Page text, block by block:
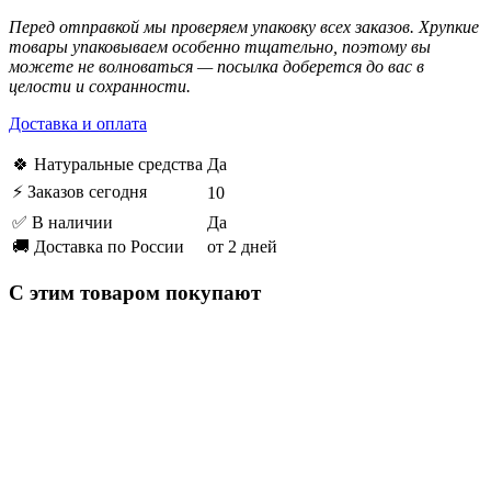
Перед отправкой мы проверяем упаковку всех заказов. Хрупкие
товары упаковываем особенно тщательно, поэтому вы
можете не волноваться — посылка доберется до вас в
целости и сохранности.
Доставка и оплата
🍀 Натуральные средства Да
⚡ Заказов сегодня
10
✅ В наличии
Да
🚚 Доставка по России
от 2 дней
С этим товаром покупают